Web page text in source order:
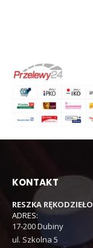
KONTAKT
RESZKA RĘKODZIEŁO
ADRES:
17-200 Dubiny
ul. Szkolna 5